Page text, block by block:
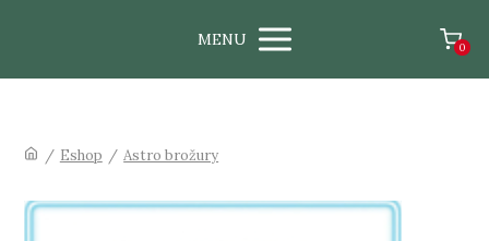
MENU 0
/ Eshop / Astro brožury